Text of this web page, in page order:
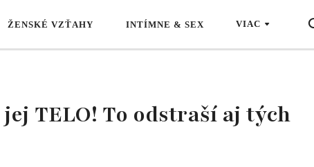
ŽENSKÉ VZŤAHY INTÍMNE & SEX VIAC
TELO! To odstraší aj tých